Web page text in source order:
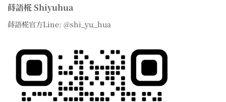
蒔語椛 Shiyuhua
蒔語椛官方Line: @shi_yu_hua